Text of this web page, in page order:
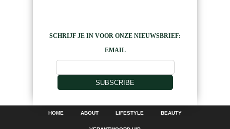
SCHRIJF JE IN VOOR ONZE NIEUWSBRIEF:
EMAIL
SUBSCRIBE
HOME ABOUT LIFESTYLE BEAUTY